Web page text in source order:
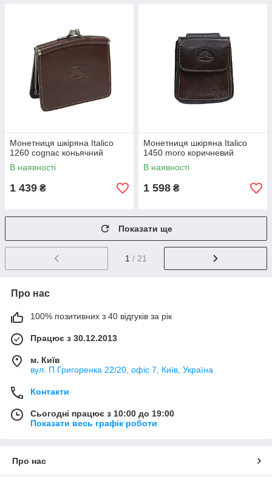
Монетниця шкіряна Italico
1260 cognac коньячний
В наявності
1 439 ₴
Монетниця шкіряна Italico
1450 moro коричневий
В наявності
1 598 ₴
Показати ще
1 / 21
Про нас
100% позитивних з 40 відгуків за рік
Працює з 30.12.2013
м. Київ
вул. П.Григоренка 22/20, офіс 7, Київ, Україна
Контакти
Сьогодні працює з 10:00 до 19:00
Показати весь графік роботи
Про нас